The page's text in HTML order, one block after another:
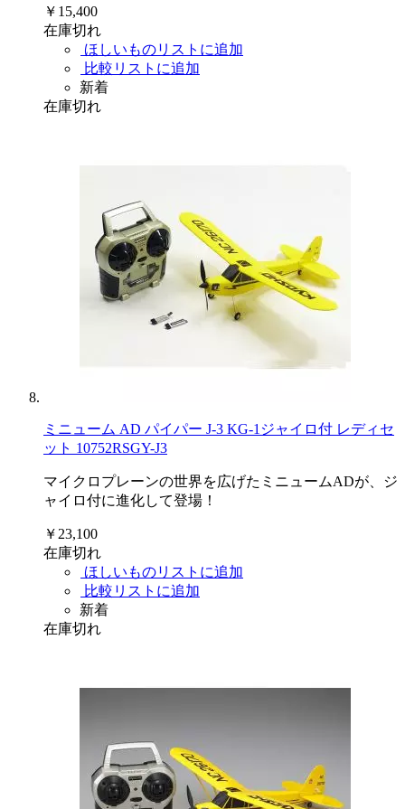
￥15,400
在庫切れ
ほしいものリストに追加
比較リストに追加
新着
在庫切れ
ミニューム AD パイパー J-3 KG-1ジャイロ付 レディセ
ット 10752RSGY-J3
マイクロプレーンの世界を広げたミニュームADが、ジ
ャイロ付に進化して登場！
￥23,100
在庫切れ
ほしいものリストに追加
比較リストに追加
新着
在庫切れ